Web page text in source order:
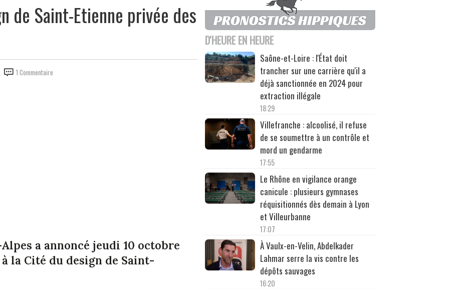
de Saint-Etienne privée des
1 Commentaire
a annoncé jeudi 10 octobre
la Cité du design de Saint-
D'HEURE EN HEURE
Saône-et-Loire : l'État doit
trancher sur une carrière qu'il a
déjà sanctionnée en 2024 pour
extraction illégale
18:29
Villefranche : alcoolisé, il refuse
de se soumettre à un contrôle et
mord un gendarme
17:55
Le Rhône en vigilance orange
canicule : plusieurs gymnases
réquisitionnés dès demain à Lyon
et Villeurbanne
17:07
À Vaulx-en-Velin, Abdelkader
Lahmar serre la vis contre les
dépôts sauvages
16:20